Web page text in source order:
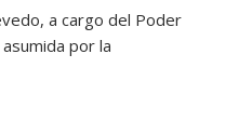
a cargo del Poder
por la